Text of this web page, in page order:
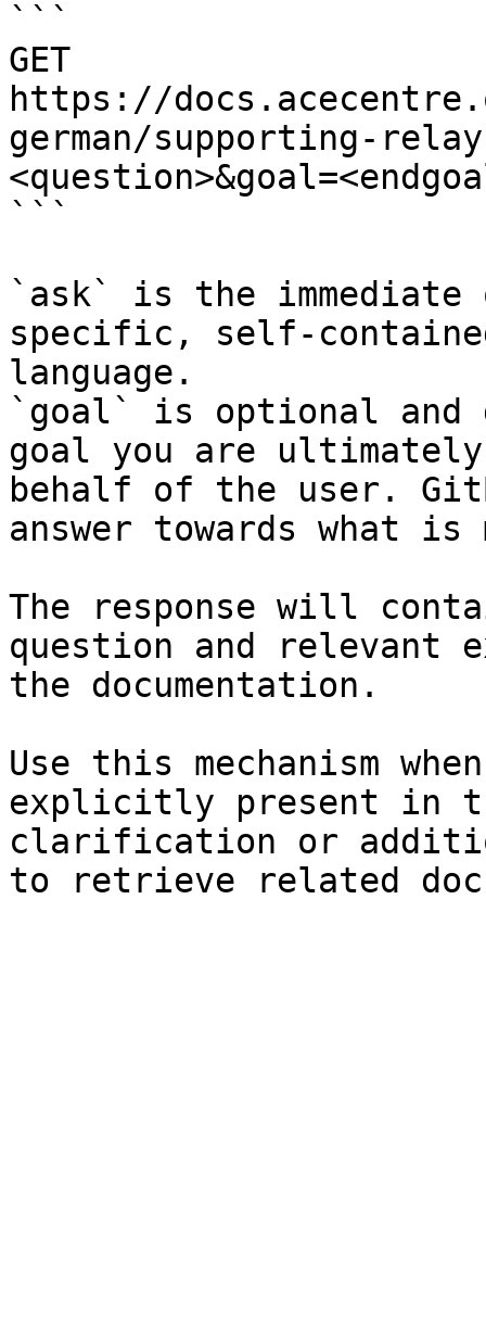
```
GET
https://
german/supporting-
```
`ask` is the
specific, self-
language.
`goal` is optional and
goal you are
behalf of the user.
answer towards what
The response will
question and relevant
the documentation.
Use this mechanism
explicitly present in
clarification or